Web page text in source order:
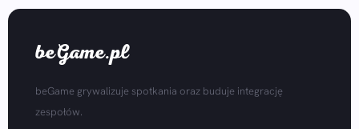
beGame.pl
beGame grywalizuje spotkania oraz buduje integrację
zespołów.